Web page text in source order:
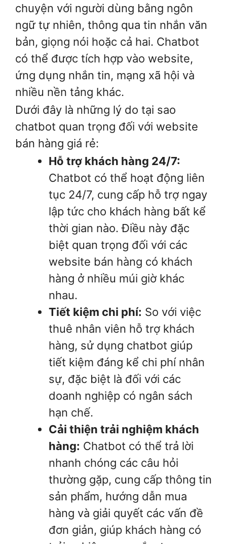
chuyện với người dùng bằng ngôn
ngữ tự nhiên, thông qua tin nhắn văn
bản, giọng nói hoặc cả hai. Chatbot
có thể được tích hợp vào website,
ứng dụng nhắn tin, mạng xã hội và
nhiều nền tảng khác.
Dưới đây là những lý do tại sao
chatbot quan trọng đối với website
bán hàng giá rẻ:
Hỗ trợ khách hàng 24/7:
Chatbot có thể hoạt động liên
tục 24/7, cung cấp hỗ trợ ngay
lập tức cho khách hàng bất kể
thời gian nào. Điều này đặc
biệt quan trọng đối với các
website bán hàng có khách
hàng ở nhiều múi giờ khác
nhau.
Tiết kiệm chi phí: So với việc
thuê nhân viên hỗ trợ khách
hàng, sử dụng chatbot giúp
tiết kiệm đáng kể chi phí nhân
sự, đặc biệt là đối với các
doanh nghiệp có ngân sách
hạn chế.
Cải thiện trải nghiệm khách
hàng: Chatbot có thể trả lời
nhanh chóng các câu hỏi
thường gặp, cung cấp thông tin
sản phẩm, hướng dẫn mua
hàng và giải quyết các vấn đề
đơn giản, giúp khách hàng có